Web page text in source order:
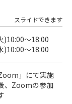
)10:00～18:00
)10:00～18:00
」にて実施
、Zoomの参加